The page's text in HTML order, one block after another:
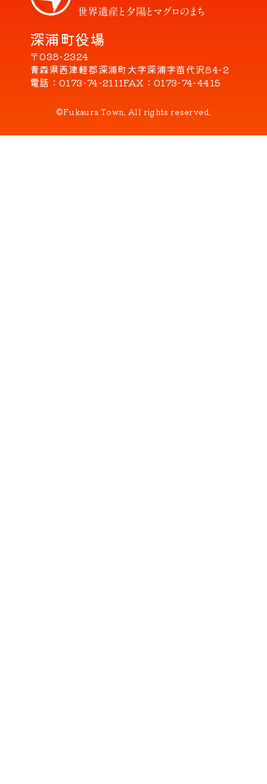
深浦町役場
〒038-2324
青森県西津軽郡深浦町大字深浦字苗代沢84-2
電話
0173-74-2111FAX 0173-74-4415
©Fukaura Town. All rights reserved.